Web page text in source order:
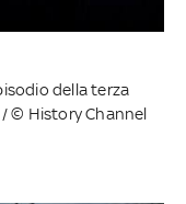
della terza
/ © History Channel